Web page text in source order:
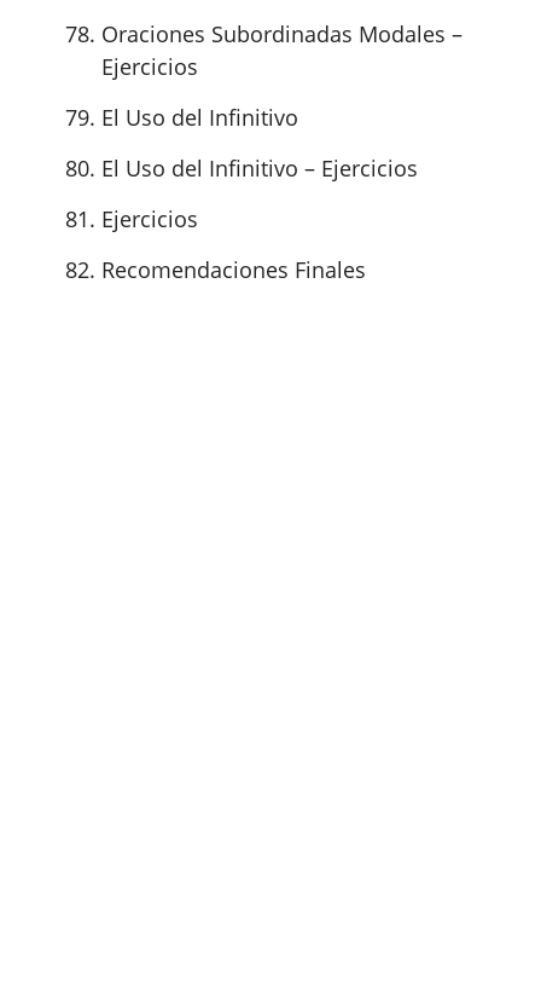
Oraciones Subordinadas Modales –
Ejercicios
El Uso del Infinitivo
El Uso del Infinitivo – Ejercicios
Ejercicios
Recomendaciones Finales